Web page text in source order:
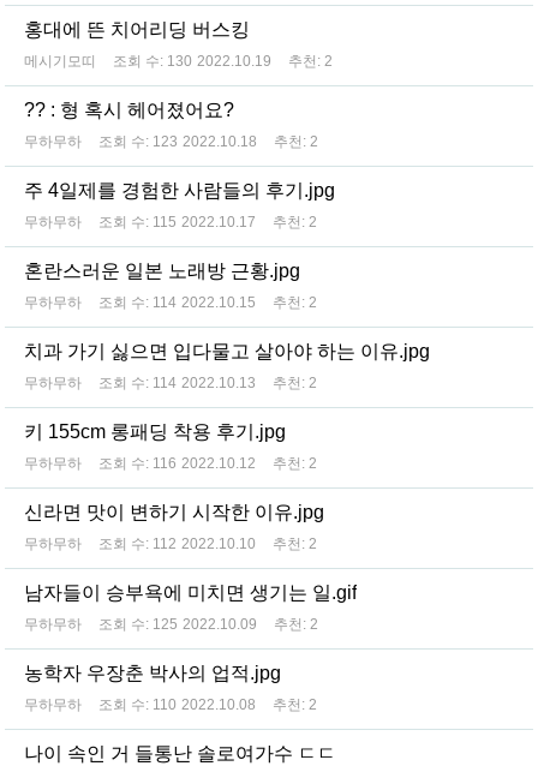
홍대에 뜬 치어리딩 버스킹
메시기모띠 조회 수: 130 2022.10.19 추천: 2
?? : 형 혹시 헤어졌어요?
무하무하 조회 수: 123 2022.10.18 추천: 2
주 4일제를 경험한 사람들의 후기.jpg
무하무하 조회 수: 115 2022.10.17 추천: 2
혼란스러운 일본 노래방 근황.jpg
무하무하 조회 수: 114 2022.10.15 추천: 2
치과 가기 싫으면 입다물고 살아야 하는 이유.jpg
무하무하 조회 수: 114 2022.10.13 추천: 2
키 155cm 롱패딩 착용 후기.jpg
무하무하 조회 수: 116 2022.10.12 추천: 2
신라면 맛이 변하기 시작한 이유.jpg
무하무하 조회 수: 112 2022.10.10 추천: 2
남자들이 승부욕에 미치면 생기는 일.gif
무하무하 조회 수: 125 2022.10.09 추천: 2
농학자 우장춘 박사의 업적.jpg
무하무하 조회 수: 110 2022.10.08 추천: 2
나이 속인 거 들통난 솔로여가수 ㄷㄷ